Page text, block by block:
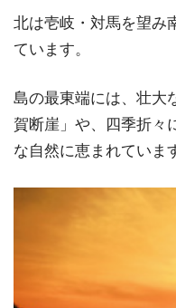
北は壱岐・対馬を望み
ています。
島の最東端には、壮大
賀断崖」や、四季折々
な自然に恵まれていま